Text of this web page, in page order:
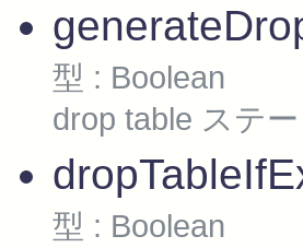
型 : Boolean
drop table ステ
型 : Boolean